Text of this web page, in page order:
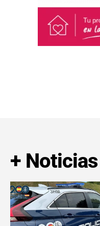
+ Noticias